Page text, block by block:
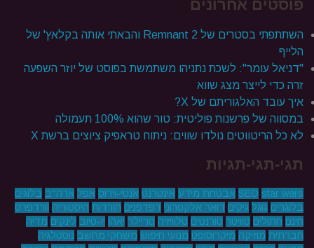
פוסטים אחרונים
השתתפתי בסטרים של Remnant 2 והבאתי אותה בקלאץ' של
הלייף
"דניאל עומר": לשכת נתניהו משתמשת בפוסט של יוזר השפעה
זרה כדי לייצר מצג שווא
איך עובד האלגוריתם של X?
במסווה של פרשנות פוליטית: טור שהוא 100% תעמולה
לא כל הריטווטים נולדו שווים: ניתוח טראפיק ציוצים ברשת X
תגי-תגי-תגיות
SEO star wars אבטחת מידע אינטרנט אנטי-וירוס אפל ארה"ב בלוגים
בלוגרים גוגל גיקים דואר אלקטרוני דפדפנים הורדות היסטוריה וורדפרס
חינם חתולים טוויטר טורנטים טלוויזיה טריילר יאהו יו-טיוב לינקים מדיה
חברתית מוזיקה מיקרוסופט מנועי חיפוש משחקי מחשב נוסטלגיה